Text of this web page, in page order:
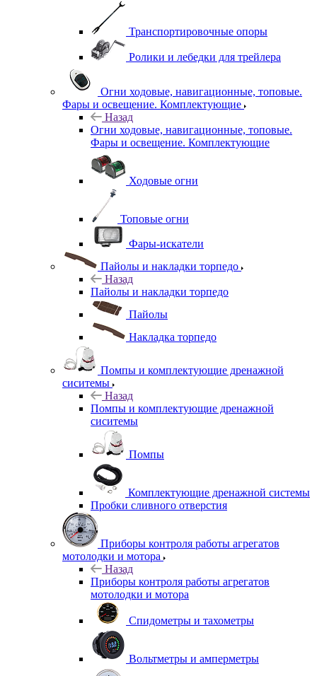
Транспортировочные опоры
Ролики и лебедки для трейлера
Огни ходовые, навигационные, топовые.
Фары и освещение. Комплектующие
Назад
Огни ходовые, навигационные, топовые.
Фары и освещение. Комплектующие
Ходовые огни
Топовые огни
Фары-искатели
Пайолы и накладки торпедо
Назад
Пайолы и накладки торпедо
Пайолы
Накладка торпедо
Помпы и комплектующие дренажной
сиситемы
Назад
Помпы и комплектующие дренажной
сиситемы
Помпы
Комплектующие дренажной системы
Пробки сливного отверстия
Приборы контроля работы агрегатов
мотолодки и мотора
Назад
Приборы контроля работы агрегатов
мотолодки и мотора
Спидометры и тахометры
Вольтметры и амперметры